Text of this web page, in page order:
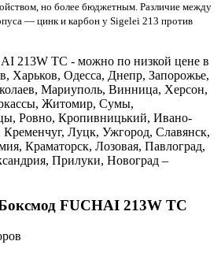
но более бюджетным. Различие между
— цинк и карбон у Sigelei 213 против
213W TC - можно по низкой цене в
Харьков, Одесса, Днепр, Запорожье,
Мариуполь, Винница, Херсон,
Житомир, Сумы,
Ровно, Кропивницький, Ивано-
Луцк, Ужгород, Славянск,
Краматорск, Лозовая, Павлоград,
Прилуки, Новоград –
FUCHAI 213W TC